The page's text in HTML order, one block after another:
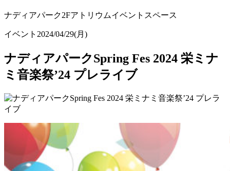
ナディアパーク2Fアトリウムイベントスペース
イベント 2024/04/29(月)
ナディアパークSpring Fes 2024 栄ミナ
ミ音楽祭’24 プレライブ